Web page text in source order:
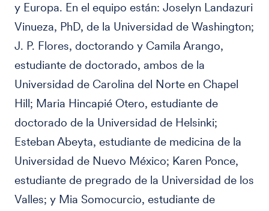
y Europa. En el equipo están: Joselyn Landazuri
Vinueza, PhD, de la Universidad de Washington;
J. P. Flores, doctorando y Camila Arango,
estudiante de doctorado, ambos de la
Universidad de Carolina del Norte en Chapel
Hill; Maria Hincapié Otero, estudiante de
doctorado de la Universidad de Helsinki;
Esteban Abeyta, estudiante de medicina de la
Universidad de Nuevo México; Karen Ponce,
estudiante de pregrado de la Universidad de los
Valles; y Mia Somocurcio, estudiante de